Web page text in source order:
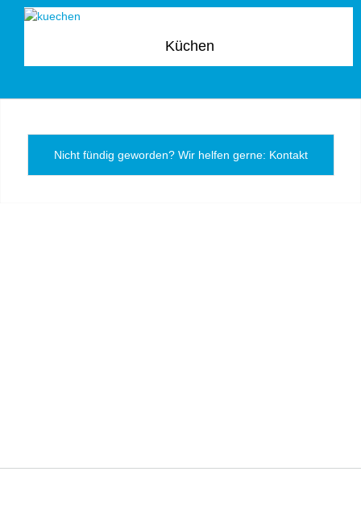
Küchen
Nicht fündig geworden? Wir helfen gerne: Kontakt